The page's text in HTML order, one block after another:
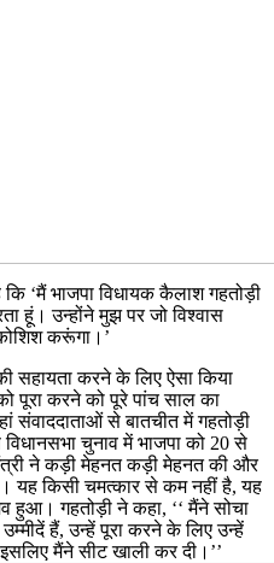
‘मैं भाजपा विधायक कैलाश गहतोड़ी
हूं। उन्होंने मुझ पर जो विश्वास
करूंगा।’
सहायता करने के लिए ऐसा किया
पूरा करने को पूरे पांच साल का
संवाददाताओं से बातचीत में गहतोड़ी
चुनाव में भाजपा को 20 से
ने कड़ी मेहनत कड़ी मेहनत की और
यह किसी चमत्कार से कम नहीं है, यह
हुआ। गहतोड़ी ने कहा, ‘‘ मैंने सोचा
हैं, उन्हें पूरा करने के लिए उन्हें
मैंने सीट खाली कर दी।’’